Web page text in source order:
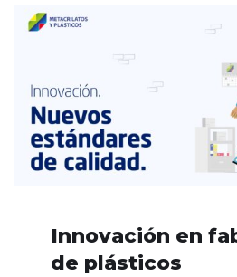
Innovación en
de plásticos